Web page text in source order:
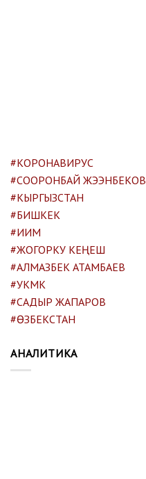
#КОРОНАВИРУС
#СООРОНБАЙ ЖЭЭНБЕКОВ
#КЫРГЫЗСТАН
#БИШКЕК
#ИИМ
#ЖОГОРКУ КЕҢЕШ
#АЛМАЗБЕК АТАМБАЕВ
#УКМК
#САДЫР ЖАПАРОВ
#ӨЗБЕКСТАН
АНАЛИТИКА